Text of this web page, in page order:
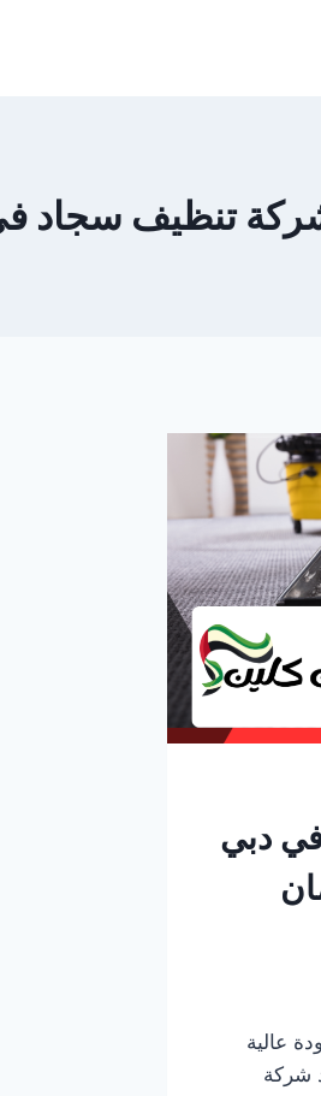
تنظيف سجاد في ابن
دبي
ضمان
عالية
شركة